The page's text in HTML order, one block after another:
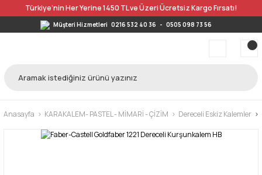
Türkiye’nin Her Yerine 1450 TL ve Üzeri Ücretsiz Kargo Fırsatı!
Müşteri Hizmetleri 0216 532 40 36 - 0505 098 73 56
Anasayfa KARAKALEM- PASTEL - MİMARİ - ÇİZİM Dereceli Eskiz Kalemler